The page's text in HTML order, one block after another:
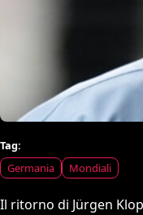
Tag:
Germania
Mondiali
Il ritorno di Jürgen